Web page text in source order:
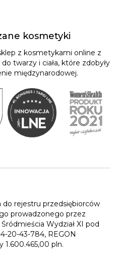
kosmetyki
z kosmetykami online z
twarzy i ciała, które zdobyły
międzynarodowej.
do rejestru przedsiębiorców
prowadzonego przez
Wydział XI pod
20-43-784, REGON
1.600.465,00 pln.